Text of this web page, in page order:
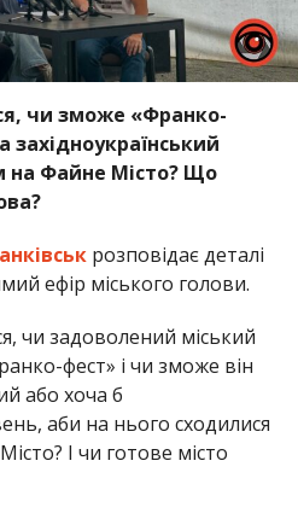
чи зможе «Франко-
на Файне Місто? Що
розповідає деталі
ефір міського голови.
чи задоволений міський
фест» і чи зможе він
або хоча б
аби на нього сходилися
І чи готове місто